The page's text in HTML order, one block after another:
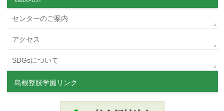
センターのご案内
アクセス
SDGsについて
島根整肢学園リンク